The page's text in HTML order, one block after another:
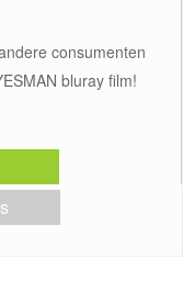
consumenten
bluray film!